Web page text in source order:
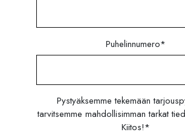
Puhelinnumero*
Pystyäksemme tekemään
tarvitsemme mahdollisimman tarkat
Kiitos!*